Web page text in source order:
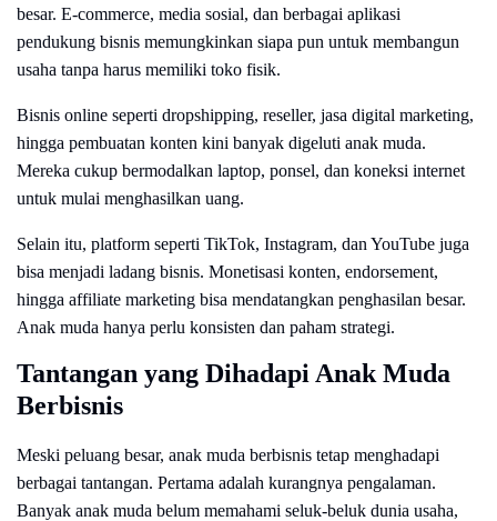
besar. E-commerce, media sosial, dan berbagai aplikasi
pendukung bisnis memungkinkan siapa pun untuk membangun
usaha tanpa harus memiliki toko fisik.
Bisnis online seperti dropshipping, reseller, jasa digital marketing,
hingga pembuatan konten kini banyak digeluti anak muda.
Mereka cukup bermodalkan laptop, ponsel, dan koneksi internet
untuk mulai menghasilkan uang.
Selain itu, platform seperti TikTok, Instagram, dan YouTube juga
bisa menjadi ladang bisnis. Monetisasi konten, endorsement,
hingga affiliate marketing bisa mendatangkan penghasilan besar.
Anak muda hanya perlu konsisten dan paham strategi.
Tantangan yang Dihadapi Anak Muda
Berbisnis
Meski peluang besar, anak muda berbisnis tetap menghadapi
berbagai tantangan. Pertama adalah kurangnya pengalaman.
Banyak anak muda belum memahami seluk-beluk dunia usaha,